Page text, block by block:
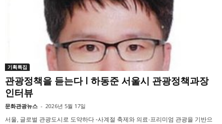
기획특집
관광정책을 듣는다 l 하동준 서울시 관광정책과장
인터뷰
문화관광뉴스 - 2026년 5월 17일
서울, 글로벌 관광도시로 도약하다 -사계절 축제와 의료·프리미엄 관광을 기반으